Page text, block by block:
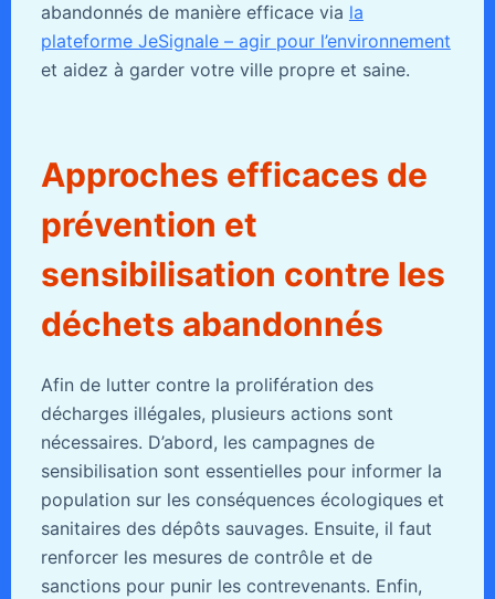
abandonnés de manière efficace via la
plateforme JeSignale – agir pour l’environnement
et aidez à garder votre ville propre et saine.
Approches efficaces de
prévention et
sensibilisation contre les
déchets abandonnés
Afin de lutter contre la prolifération des
décharges illégales, plusieurs actions sont
nécessaires. D’abord, les campagnes de
sensibilisation sont essentielles pour informer la
population sur les conséquences écologiques et
sanitaires des dépôts sauvages. Ensuite, il faut
renforcer les mesures de contrôle et de
sanctions pour punir les contrevenants. Enfin,